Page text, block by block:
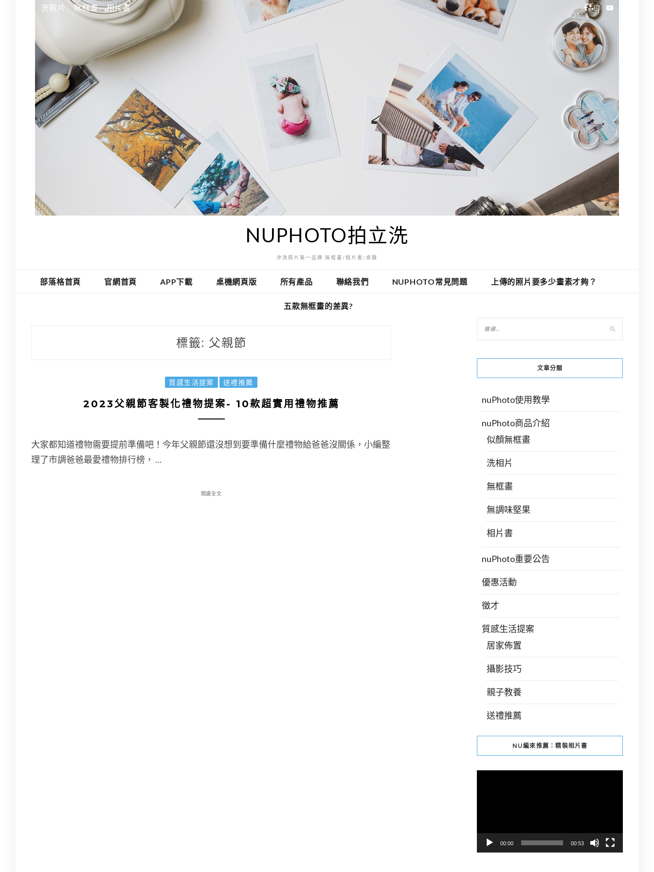
洗照片 無框畫 相片書
NUPHOTO拍立洗
沖洗照片第一品牌 無框畫/相片書/桌曆
部落格首頁 官網首頁 APP下載 桌機網頁版 所有產品 聯絡我們 NUPHOTO常見問題 上傳的照片要多少畫素才夠？
五款無框畫的差異?
標籤: 父親節
質感生活提案 送禮推薦
2023父親節客製化禮物提案- 10款超實用禮物推薦
大家都知道禮物需要提前準備吧！今年父親節還沒想到要準備什麼禮物給爸爸沒關係，小編整
理了市調爸爸最愛禮物排行榜， …
閱讀全文
文章分類
nuPhoto使用教學
nuPhoto商品介紹
似顏無框畫
洗相片
無框畫
無調味堅果
相片書
nuPhoto重要公告
優惠活動
徵才
質感生活提案
居家佈置
攝影技巧
親子教養
送禮推薦
NU編來推薦：精裝相片書
器
00:00 00:53